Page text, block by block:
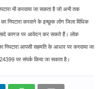
भी करवाया जा सकता है जो अभी तक
निपटारा करवाने के इच्छुक लोग जिला विधिक
में सादे कागज पर आवेदन कर सकते हैं। लोक
निपटारा आपसी सहमति के आधार पर करवाया जा
पर संपर्क किया जा सकता है।